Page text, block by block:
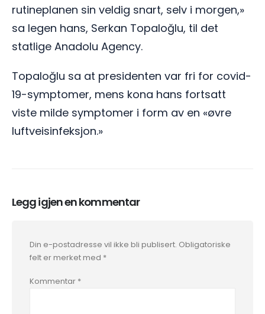
rutineplanen sin veldig snart, selv i morgen,»
sa legen hans, Serkan Topaloğlu, til det
statlige Anadolu Agency.
Topaloğlu sa at presidenten var fri for covid-
19-symptomer, mens kona hans fortsatt
viste milde symptomer i form av en «øvre
luftveisinfeksjon.»
Legg igjen en kommentar
Din e-postadresse vil ikke bli publisert. Obligatoriske
felt er merket med *
Kommentar *